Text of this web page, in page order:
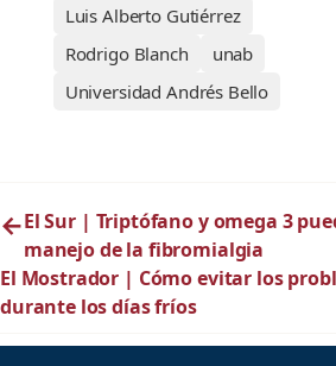
Luis Alberto Gutiérrez
Rodrigo Blanch
unab
Universidad Andrés Bello
←El Sur | Triptófano y omega 3
manejo de la fibromialgia
El Mostrador | Cómo evitar los
durante los días fríos